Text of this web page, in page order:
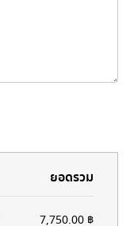
ยอดรวม
7,750.00 ฿